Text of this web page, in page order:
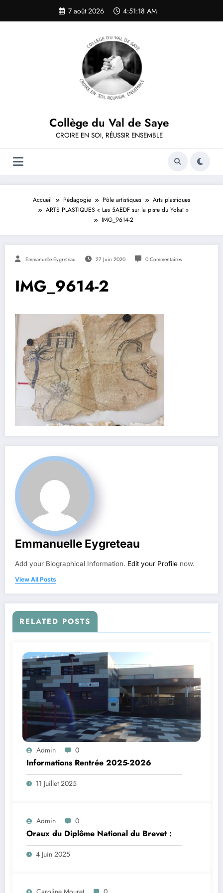
contenu
7 août 2026 4:51:18 AM
Collège du Val de Saye
CROIRE EN SOI, RÉUSSIR ENSEMBLE
Accueil Pédagogie Pôle artistiques
Arts plastiques
ARTS PLASTIQUES « Les 5AEDF sur la piste du Yokaï »
IMG_9614-2
Emmanuelle Eygreteau 27 Juin 2020 0 Commentaires
IMG_9614-2
Emmanuelle Eygreteau
Add your Biographical Information. Edit your Profile now.
View All Posts
RELATED POSTS
Admin 0
Informations Rentrée 2025-2026
11 Juillet 2025
Admin 0
Oraux du Diplôme National du Brevet :
4 Juin 2025